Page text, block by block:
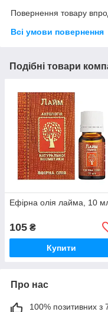
Повернення товару
Всі умови повернення
Подібні товари
Ефірна олія лайма, 10
105 ₴
Купити
Про нас
100% позитивних з